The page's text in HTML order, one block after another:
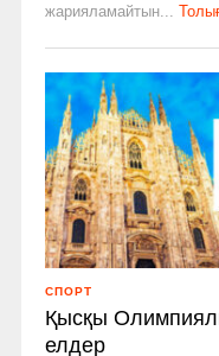
жарияламайтын...
СПОРТ
Қысқы
елдер